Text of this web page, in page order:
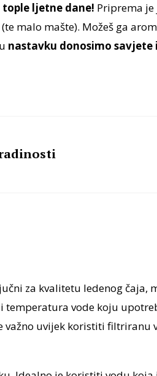
tople ljetne dane! Priprema je
malo mašte). Možeš ga
nastavku donosimo savjete
za kvalitetu ledenog čaja,
temperatura vode koju
važno uvijek koristiti